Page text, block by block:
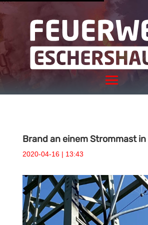
Brand an einem Strommast
2020-04-16 | 13:43